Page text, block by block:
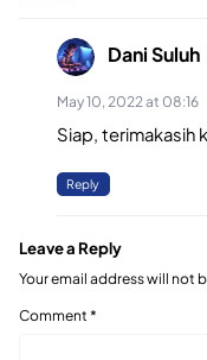
Dani Suluh
May 10, 2022 at 08:16
Siap, terimakasih
Reply
Leave a Reply
Your email address will not
Comment *